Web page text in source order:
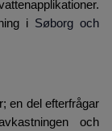
i Søborg och
en del efterfrågar
och